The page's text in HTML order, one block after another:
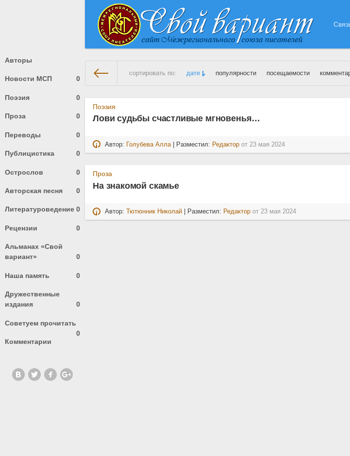
Авторы
Новости МСП 0
Поэзия 0
Проза 0
Переводы 0
Публицистика 0
Острослов 0
Авторская песня 0
Литературоведение 0
Рецензии 0
Альманах «Свой
вариант»
0
Наша память 0
Дружественные
издания
0
Советуем прочитать
0
Комментарии
сортировать по: дате популярности посещаемости
На главную» Материалы за 23.05.2024
Поэзия
Лови судьбы счастливые мгновенья…
Автор: Голубева Алла| Разместил: Редактор от23 мая 2024
Проза
На знакомой скамье
Автор: Тютюнник Николай | Разместил: Редактор от23 мая 2024